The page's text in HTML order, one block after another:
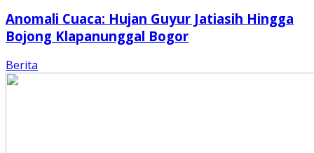
Anomali Cuaca: Hujan Guyur Jatiasih Hingga
Bojong Klapanunggal Bogor
Berita